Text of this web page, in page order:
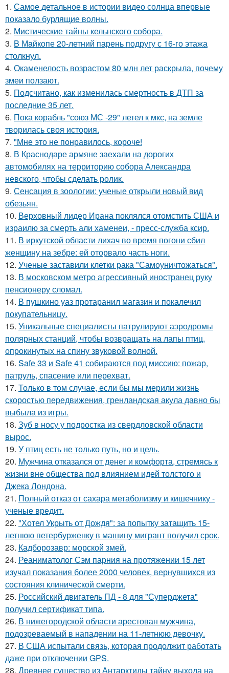
1. Самое детальное в истории видео солнца впервые
показало бурлящие волны.
2. Мистические тайны кельнского собора.
3. B Мaйкопе 20-летний парень подругу с 16-го этажа
столкнул.
4. Окаменелость возрастом 80 млн лет раскрыла, почему
змеи ползают.
5. Подсчитано, как изменилась смертность в ДТП за
последние 35 лет.
6. Пока корабль "союз МС -29" летел к мкс, на земле
творилась своя история.
7. "Мне это не понравилось, короче!
8. В Краснодаре армяне заехали на дорогих
автомобилях на территорию собора Александра
невского, чтобы сделать ролик.
9. Сенсация в зоологии: ученые открыли новый вид
обезьян.
10. Верховный лидер Ирана поклялся отомстить США и
израилю за смерть али хаменеи, - пресс-служба ксир.
11. В иркутской области лихач во время погони сбил
женщину на зебре: ей оторвало часть ноги.
12. Ученые заставили клетки рака "Самоуничтожаться".
13. В московском метро агрессивный иностранец руку
пенсионеру сломал.
14. В пушкино уаз протаранил магазин и покалечил
покупательницу.
15. Уникальные специалисты патрулируют аэродромы
полярных станций, чтобы возвращать на лапы птиц,
опрокинутых на спину звуковой волной.
16. Safe 33 и Safe 41 собираются под миссию: пожар,
патруль, спасение или перехват.
17. Только в том случае, если бы мы мерили жизнь
скоростью передвижения, гренландская акула давно бы
выбыла из игры.
18. Зуб в носу у подростка из свердловской области
вырос.
19. У птиц есть не только путь, но и цель.
20. Мужчина отказался от денег и комфорта, стремясь к
жизни вне общества под влиянием идей толстого и
Джека Лондона.
21. Полный отказ от сахара метаболизму и кишечнику -
ученые вредит.
22. "Хотел Укрыть от Дождя": за попытку затащить 15-
летнюю петербурженку в машину мигрант получил срок.
23. Кадборозавр: морской змей.
24. Реаниматолог Сэм парния на протяжении 15 лет
изучал показания более 2000 человек, вернувшихся из
состояния клинической смерти.
25. Российский двигатель ПД - 8 для "Суперджета"
получил сертификат типа.
26. В нижегородской области арестован мужчина,
подозреваемый в нападении на 11-летнюю девочку.
27. В США испытали связь, которая продолжит работать
даже при отключении GPS.
28. Древнее существо из Антарктиды тайну выхода на